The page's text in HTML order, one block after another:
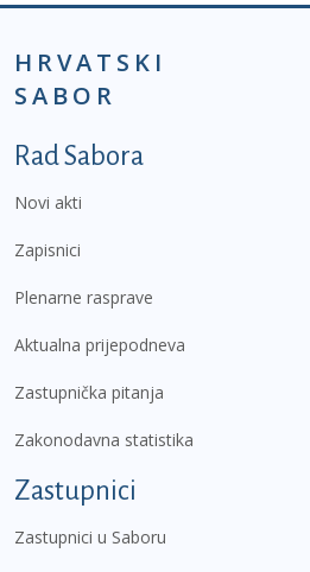
HRVATSKI
SABOR
Podnožje prvi izbornik
Rad Sabora
Novi akti
Zapisnici
Plenarne rasprave
Aktualna prijepodneva
Zastupnička pitanja
Zakonodavna statistika
Zastupnici
Zastupnici u Saboru